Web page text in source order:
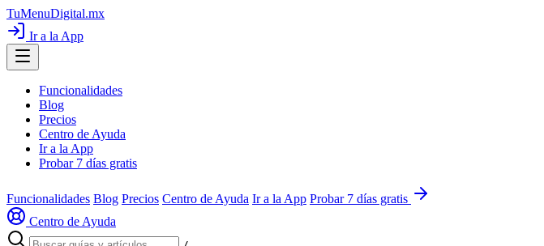
TuMenuDigital.mx
Ir a la App
Funcionalidades
Blog
Precios
Centro de Ayuda
Ir a la App
Probar 7 días gratis
Funcionalidades Blog Precios Centro de Ayuda Ir a la App Probar 7 días gratis
Centro de Ayuda